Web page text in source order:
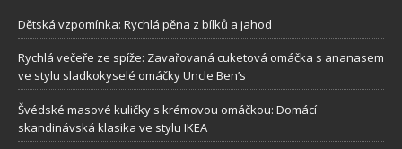
Dětská vzpomínka: Rychlá pěna z bílků a jahod
Rychlá večeře ze spíže: Zavařovaná cuketová omáčka s ananasem
ve stylu sladkokyselé omáčky Uncle Ben’s
Švédské masové kuličky s krémovou omáčkou: Domácí
skandinávská klasika ve stylu IKEA